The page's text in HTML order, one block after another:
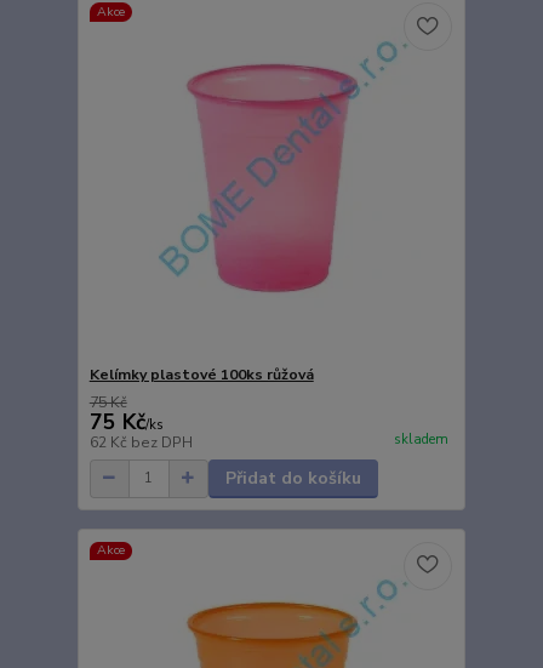
Akce
Kelímky plastové 100ks růžová
75 Kč
75 Kč/ks
62 Kč bez DPH skladem
Přidat do košíku
Akce